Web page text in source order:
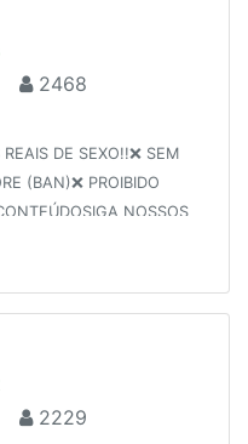
2468
DE SEXO!!❌ SEM
(BAN)❌ PROIBIDO
NOSSOS
»
2229